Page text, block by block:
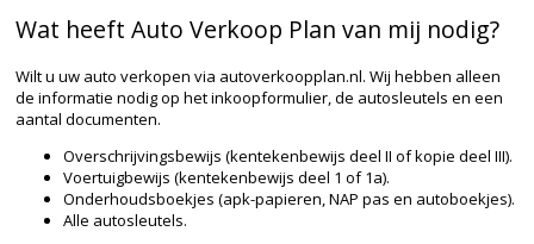
Wat heeft Auto Verkoop Plan van mij nodig?
Wilt u uw auto verkopen via autoverkoopplan.nl. Wij hebben alleen
de informatie nodig op het inkoopformulier, de autosleutels en een
aantal documenten.
Overschrijvingsbewijs (kentekenbewijs deel II of kopie deel III).
Voertuigbewijs (kentekenbewijs deel 1 of 1a).
Onderhoudsboekjes (apk-papieren, NAP pas en autoboekjes).
Alle autosleutels.